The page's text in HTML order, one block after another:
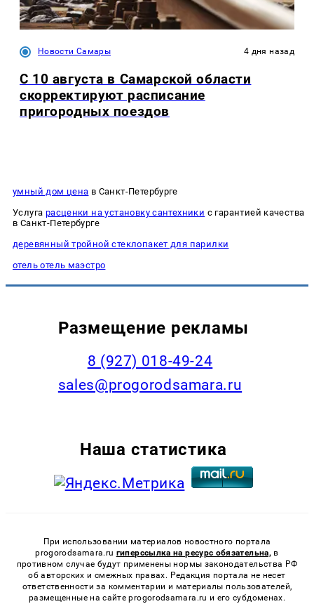
Новости Самары 4 дня назад
С 10 августа в Самарской области
скорректируют расписание
пригородных поездов
умный дом цена в Санкт-Петербурге
Услуга расценки на установку сантехники с гарантией качества
в Санкт-Петербурге
деревянный тройной стеклопакет для парилки
отель отель маэстро
Размещение рекламы
8 (927) 018-49-24
sales@progorodsamara.ru
Наша статистика
При использовании материалов новостного портала
progorodsamara.ru гиперссылка на ресурс обязательна, в
противном случае будут применены нормы законодательства РФ
об авторских и смежных правах. Редакция портала не несет
ответственности за комментарии и материалы пользователей,
размещенные на сайте progorodsamara.ru и его субдоменах.